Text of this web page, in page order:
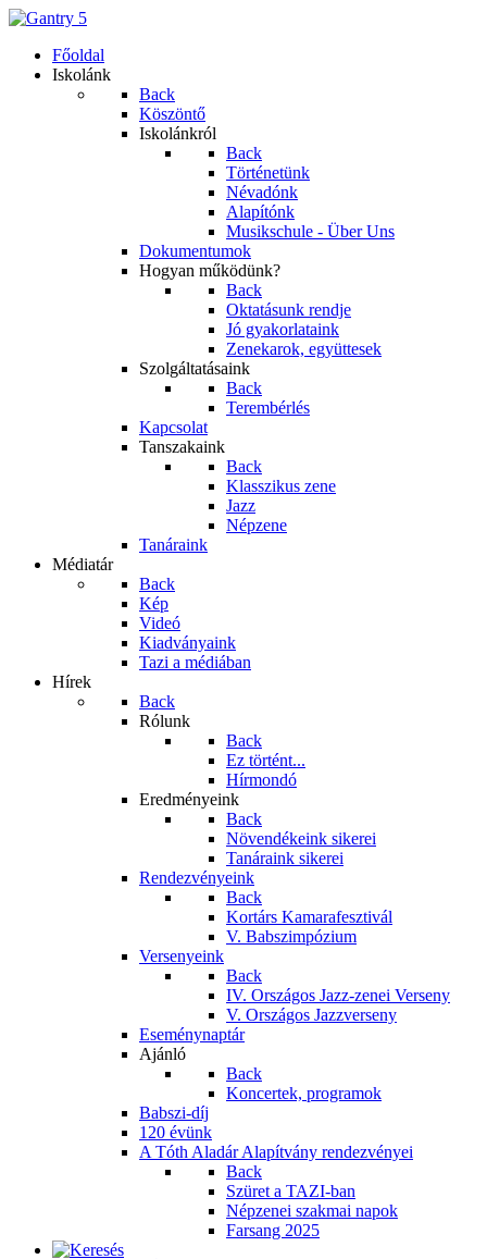
Főoldal
Iskolánk
Back
Köszöntő
Iskolánkról
Back
Történetünk
Névadónk
Alapítónk
Musikschule - Über Uns
Dokumentumok
Hogyan működünk?
Back
Oktatásunk rendje
Jó gyakorlataink
Zenekarok, együttesek
Szolgáltatásaink
Back
Terembérlés
Kapcsolat
Tanszakaink
Back
Klasszikus zene
Jazz
Népzene
Tanáraink
Médiatár
Back
Kép
Videó
Kiadványaink
Tazi a médiában
Hírek
Back
Rólunk
Back
Ez történt...
Hírmondó
Eredményeink
Back
Növendékeink sikerei
Tanáraink sikerei
Rendezvényeink
Back
Kortárs Kamarafesztivál
V. Babszimpózium
Versenyeink
Back
IV. Országos Jazz-zenei Verseny
V. Országos Jazzverseny
Eseménynaptár
Ajánló
Back
Koncertek, programok
Babszi-díj
120 évünk
A Tóth Aladár Alapítvány rendezvényei
Back
Szüret a TAZI-ban
Népzenei szakmai napok
Farsang 2025